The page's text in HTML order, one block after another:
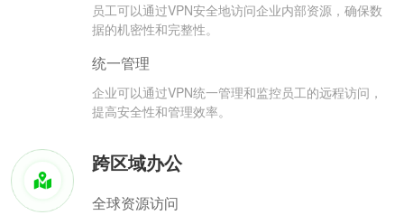
员工可以通过VPN安全地访问企业内部资源，确保数
据的机密性和完整性。
统一管理
企业可以通过VPN统一管理和监控员工的远程访问，
提高安全性和管理效率。
跨区域办公
全球资源访问